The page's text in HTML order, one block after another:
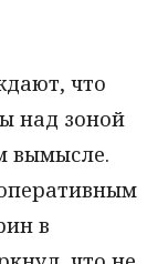
что
над зоной
вымысле.
в